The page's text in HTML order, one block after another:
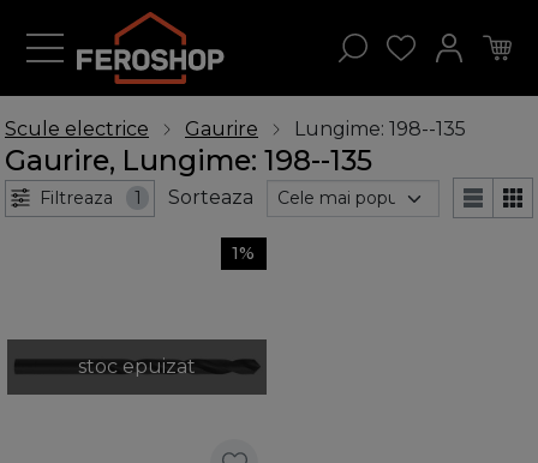
Scule electrice Gaurire Lungime: 198--135
Gaurire, Lungime: 198--135
Filtreaza 1 Sorteaza
stoc epuizat
1%